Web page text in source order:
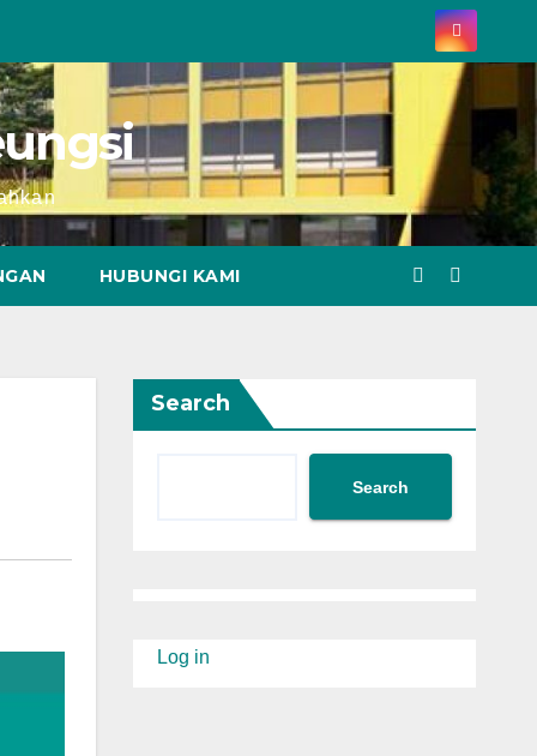
HUBUNGI KAMI
Search
Search
Log in